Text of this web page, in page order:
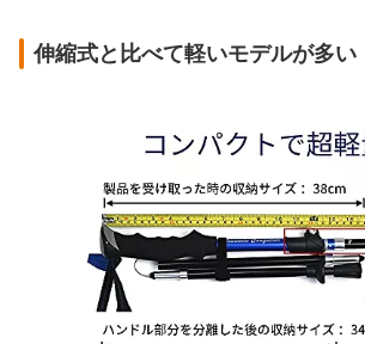
伸縮式と比べて軽いモデルが多い